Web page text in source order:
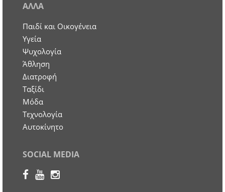
ΑΛΛΑ
Παιδί και Οικογένεια
Υγεία
Ψυχολογία
Άθληση
Διατροφή
Ταξίδι
Μόδα
Τεχνολογία
Αυτοκίνητο
SOCIAL MEDIA